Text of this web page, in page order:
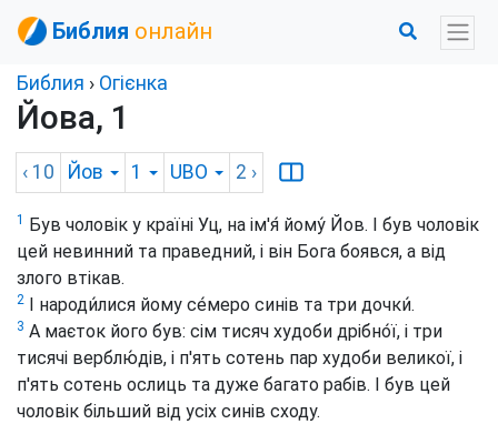
Библия онлайн
Библия › Огієнка
Йова, 1
‹ 10 Йов 1 UBO 2 ›
1
Був чоловік у країні Уц, на ім'я́ йому́ Йов. І був чоловік
цей невинний та праведний, і він Бога боявся, а від
злого втікав.
2 І народи́лися йому се́меро синів та три дочки́.
3 А маєток його був: сім тисяч худоби дрібно́ї, і три
тисячі верблю́дів, і п'ять сотень пар худоби великої, і
п'ять сотень ослиць та дуже багато рабів. І був цей
чоловік більший від усіх синів сходу.